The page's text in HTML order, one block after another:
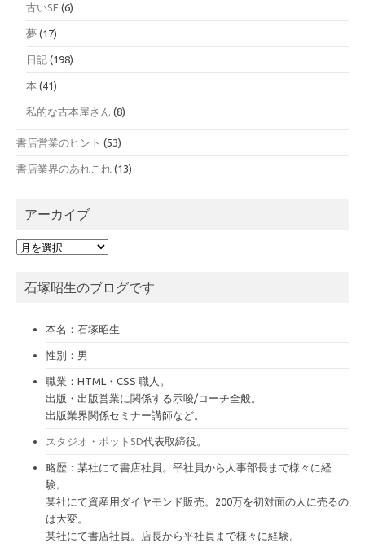
古いSF (6)
夢 (17)
日記 (198)
本 (41)
私的な古本屋さん (8)
書店営業のヒント (53)
書店業界のあれこれ (13)
アーカイブ
ア
イ石塚昭生のブログです
本名：石塚昭生
性別：男
職業：HTML・CSS 職人。
出版・出版営業に関係する示唆/コーチ全般。
出版業界関係セミナー講師など。
スタジオ・ポットSD代表取締役。
略歴：某社にて書店社員。平社員から人事部長まで様々に経
験。
某社にて資産用ダイヤモンド販売。200万を初対面の人に売るの
は大変。
某社にて書店社員。店長から平社員まで様々に経験。